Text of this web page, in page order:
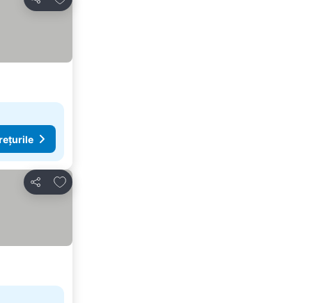
Distribuiți
Distribuiți
Adăugaţi la favorite